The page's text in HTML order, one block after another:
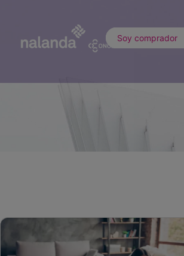
Soy comprador